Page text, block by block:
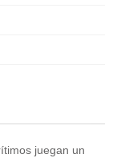
juegan un